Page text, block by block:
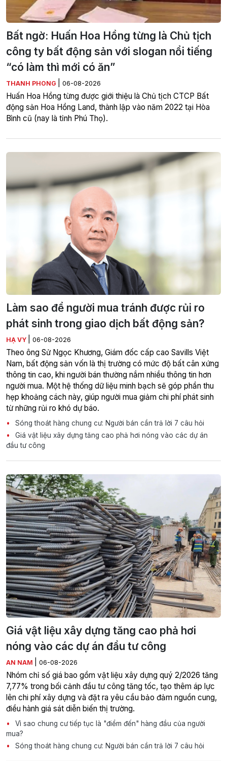
Bất ngờ: Huấn Hoa Hồng từng là Chủ tịch
công ty bất động sản với slogan nổi tiếng
“có làm thì mới có ăn”
THANH PHONG 06-08-2026
Huấn Hoa Hồng từng được giới thiệu là Chủ tịch CTCP Bất
động sản Hoa Hồng Land, thành lập vào năm 2022 tại Hòa
Bình cũ (nay là tỉnh Phú Thọ).
Làm sao để người mua tránh được rủi ro
phát sinh trong giao dịch bất động sản?
HẠ VY 06-08-2026
Theo ông Sử Ngọc Khương, Giám đốc cấp cao Savills Việt
Nam, bất động sản vốn là thị trường có mức độ bất cân xứng
thông tin cao, khi người bán thường nắm nhiều thông tin hơn
người mua. Một hệ thống dữ liệu minh bạch sẽ góp phần thu
hẹp khoảng cách này, giúp người mua giảm chi phí phát sinh
từ những rủi ro khó dự báo.
Sóng thoát hàng chung cư: Người bán cần trả lời 7 câu hỏi
Giá vật liệu xây dựng tăng cao phả hơi nóng vào các dự án
đầu tư công
Giá vật liệu xây dựng tăng cao phả hơi
nóng vào các dự án đầu tư công
AN NAM 06-08-2026
Nhóm chỉ số giá bao gồm vật liệu xây dựng quý 2/2026 tăng
7,77% trong bối cảnh đầu tư công tăng tốc, tạo thêm áp lực
lên chi phí xây dựng và đặt ra yêu cầu bảo đảm nguồn cung,
điều hành giá sát diễn biến thị trường.
Vì sao chung cư tiếp tục là "điểm đến" hàng đầu của người
mua?
Sóng thoát hàng chung cư: Người bán cần trả lời 7 câu hỏi